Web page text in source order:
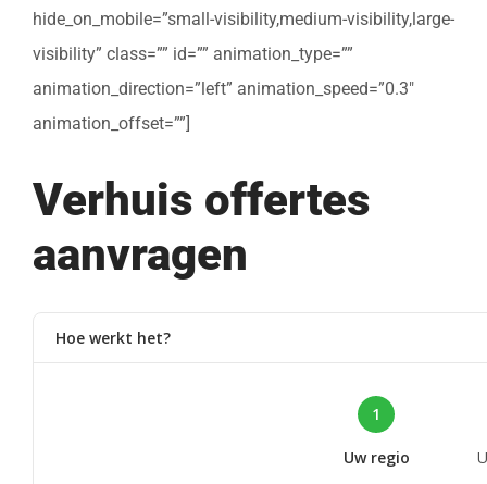
hide_on_mobile=”small-visibility,medium-visibility,large-
visibility” class=”” id=”” animation_type=””
animation_direction=”left” animation_speed=”0.3″
animation_offset=””]
Verhuis offertes
aanvragen